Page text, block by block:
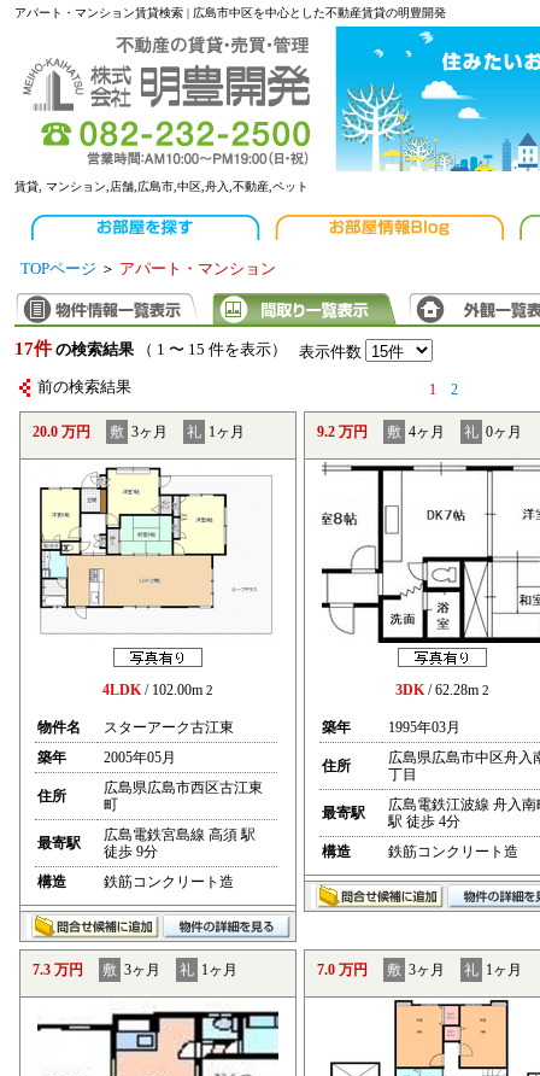
アパート・マンション賃貸検索 | 広島市中区を中心とした不動産賃貸の明豊開発
賃貸, マンション,店舗,広島市,中区,舟入,不動産,ペット
TOPページ ＞ アパート・マンション
17件 の検索結果 （ 1 〜 15 件を表示） 表示件数
前の検索結果 1 2
20.0 万円 敷 3ヶ月 礼 1ヶ月
4LDK/ 102.00m 2
物件名
スターアーク古江東
築年
2005年05月
住所
広島県広島市西区古江東
町
最寄駅
広島電鉄宮島線 高須 駅
徒歩 9分
構造
鉄筋コンクリート造
9.2 万円 敷 4ヶ月 礼 0ヶ月
3DK/ 62.28m 2
築年 1995年03月
住所
広島県広島市中区舟入
丁目
最寄駅
広島電鉄江波線 舟入南
駅 徒歩 4分
構造
鉄筋コンクリート造
7.3 万円 敷 3ヶ月 礼 1ヶ月 7.0 万円 敷 3ヶ月 礼 1ヶ月